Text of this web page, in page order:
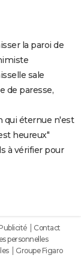
la paroi de
sale
de paresse,
qui éternue n'est
heureux"
à vérifier pour
Contact
personnelles
Groupe Figaro